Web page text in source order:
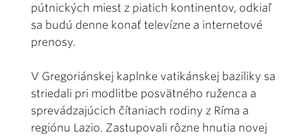
pútnických miest z piatich kontinentov, odkiaľ
sa budú denne konať televízne a internetové
prenosy.
V Gregoriánskej kaplnke vatikánskej baziliky sa
striedali pri modlitbe posvätného ruženca a
sprevádzajúcich čítaniach rodiny z Ríma a
regiónu Lazio. Zastupovali rôzne hnutia novej